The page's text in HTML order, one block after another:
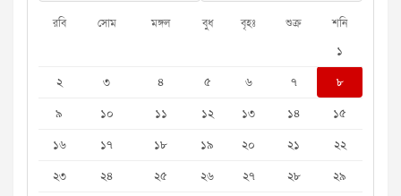
রবি সোম মঙ্গল বুধ বৃহঃ শুক্র শনি
১
২
৩ ৪ ৫ ৬ ৭
৮
৯
১০ ১১ ১২ ১৩ ১৪
১৫
১৬
১৭ ১৮ ১৯ ২০ ২১
২২
২৩
২৪ ২৫ ২৬ ২৭ ২৮ ২৯